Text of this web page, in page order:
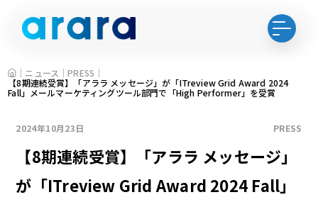
HOMEニュース
PRESS
【8期連続受賞】「アララ メッセージ」が「ITreview Grid Award 2024
Fall」メールマーケティングツール部門で「High Performer」を受賞
2024年10月23日 PRESS
【8期連続受賞】「アララ メッセージ」
が「ITreview Grid Award 2024 Fall」